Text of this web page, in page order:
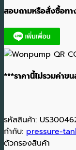
สอบถามหรือสั่งซื้อท
***ราคานี้ไม่รวมค่าข
รหัสสินค้า:
กำกับ: pressure-
ตัวกรองสินค้า